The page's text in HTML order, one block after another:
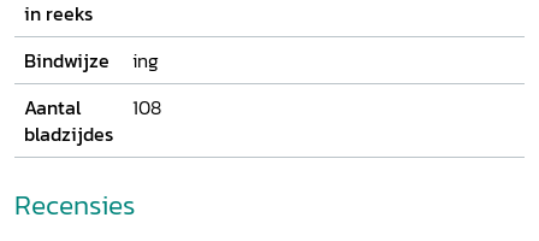
in reeks
Bindwijze
ing
Aantal
bladzijdes
108
Recensies